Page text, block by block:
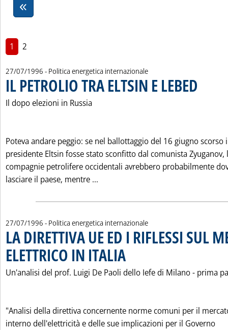
1 2
27/07/1996 - Politica energetica internazionale
IL PETROLIO TRA ELTSIN E LEBED
Il dopo elezioni in Russia
Poteva andare peggio: se nel ballottaggio del 16 giugno scorso
presidente Eltsin fosse stato sconfitto dal comunista Zyuganov,
compagnie petrolifere occidentali avrebbero probabilmente
lasciare il paese, mentre ...
27/07/1996 - Politica energetica internazionale
LA DIRETTIVA UE ED I RIFLESSI SUL
ELETTRICO IN ITALIA
Un'analisi del prof. Luigi De Paoli dello Iefe di Milano - prima
"Analisi della direttiva concernente norme comuni per il
interno dell'elettricità e delle sue implicazioni per il Governo